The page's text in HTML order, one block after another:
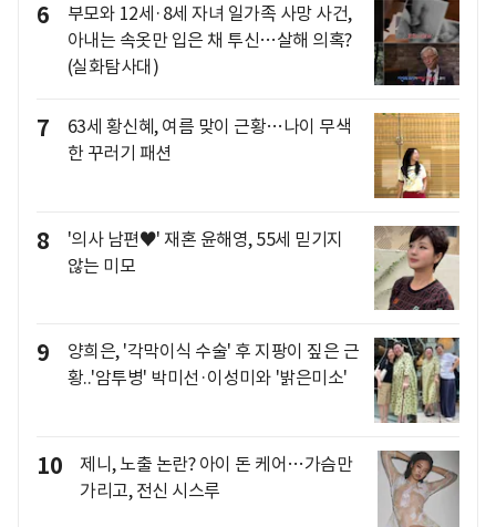
6
부모와 12세·8세 자녀 일가족 사망 사건,
아내는 속옷만 입은 채 투신…살해 의혹?
(실화탐사대)
7
63세 황신혜, 여름 맞이 근황…나이 무색
한 꾸러기 패션
8
'의사 남편♥' 재혼 윤해영, 55세 믿기지
않는 미모
9
양희은, '각막이식 수술' 후 지팡이 짚은 근
황..'암투병' 박미선·이성미와 '밝은미소'
10
제니, 노출 논란? 아이 돈 케어…가슴만
가리고, 전신 시스루